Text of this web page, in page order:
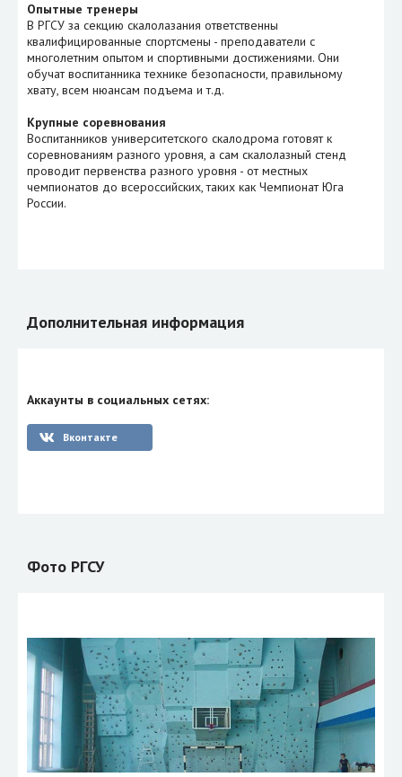
Опытные тренеры
В РГСУ за секцию скалолазания ответственны
квалифицированные спортсмены - преподаватели с
многолетним опытом и спортивными достижениями. Они
обучат воспитанника технике безопасности, правильному
хвату, всем нюансам подъема и т.д.
Крупные соревнования
Воспитанников университетского скалодрома готовят к
соревнованиям разного уровня, а сам скалолазный стенд
проводит первенства разного уровня - от местных
чемпионатов до всероссийских, таких как Чемпионат Юга
России.
Дополнительная информация
Аккаунты в социальных сетях:
Вконтакте
Фото РГСУ